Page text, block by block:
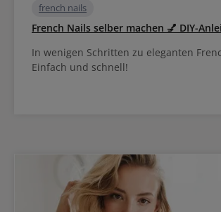
french nails
French Nails selber machen 💅 DIY-
In wenigen Schritten zu eleganten
Einfach und schnell!